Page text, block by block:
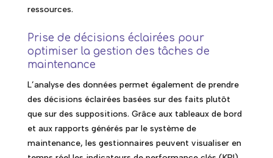
ressources.
Prise de décisions éclairées pour
optimiser la gestion des tâches de
maintenance
L’analyse des données permet également de prendre
des décisions éclairées basées sur des faits plutôt
que sur des suppositions. Grâce aux tableaux de bord
et aux rapports générés par le système de
maintenance, les gestionnaires peuvent visualiser en